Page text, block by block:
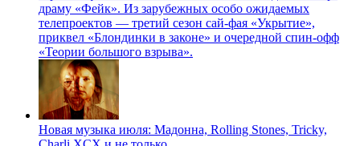
драму «Фейк». Из зарубежных особо ожидаемых
телепроектов — третий сезон сай-фая «Укрытие»,
приквел «Блондинки в законе» и очередной спин-офф
«Теории большого взрыва».
Новая музыка июля: Мадонна, Rolling Stones, Tricky,